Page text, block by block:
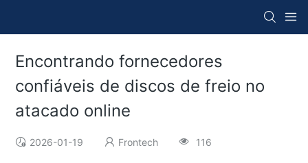
Encontrando fornecedores
confiáveis ​​de discos de freio no
atacado online
2026-01-19 Frontech 116